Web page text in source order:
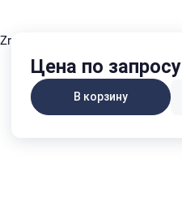
Цена по запросу
В корзину